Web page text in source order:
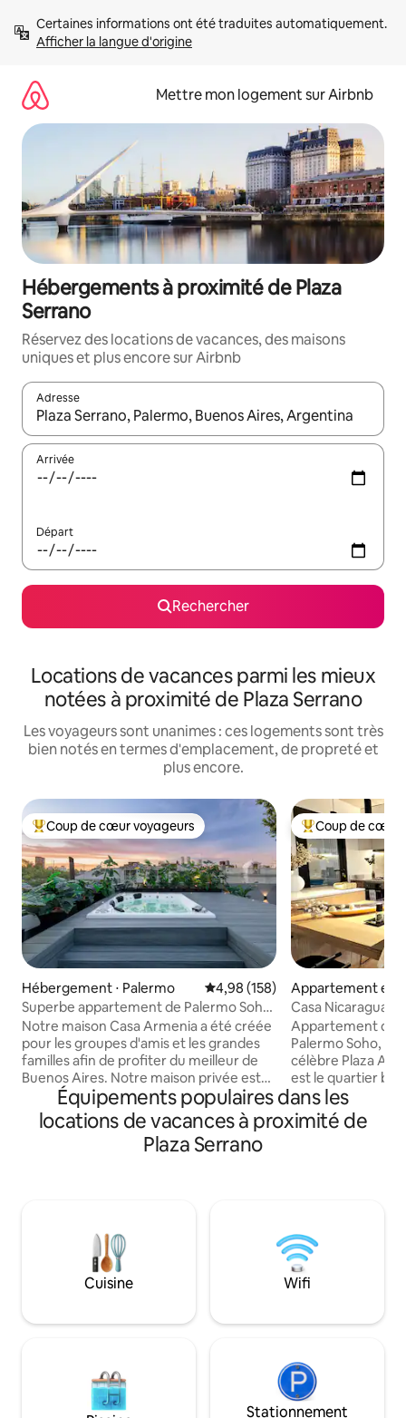
directement
Afficher la langue d'origine
Mettre mon logement sur Airbnb
Hébergements à proximité de Plaza
Serrano
Réservez des locations de vacances, des maisons
uniques et plus encore sur Airbnb
Adresse
Lorsque les résultats s'affichent, utilisez les flèches vers le
Arrivée
Départ
Rechercher
Locations de vacances parmi les mieux
notées à proximité de Plaza Serrano
Les voyageurs sont unanimes : ces logements sont très
bien notés en termes d'emplacement, de propreté et
plus encore.
Coups de cœur voyageurs les plus appréciés
Coup de cœur voyageurs
Hébergement ⋅ Palermo Évaluation moyenne sur la
4,98 (158)
Superbe appartement de Palermo Soho
avec jacuzzi !
Notre maison Casa Armenia a été créée
pour les groupes d'amis et les grandes
familles afin de profiter du meilleur de
Buenos Aires. Notre maison privée est
située au cœur de Palermo Soho avec
les meilleurs cafés, restaurants,
boutiques et bars à votre porte. Nous
sommes à 3 pâtés de maisons de la Plaza
solarium, barbecue, salle à manger
extérieure pour profiter et vous
détendre après avoir exploré cette ville
incroyable.
Coups de cœur
Coup de cœur
Appartement en
⋅ Buenos Aires
Casa Nicaragua
Palermo Soho
Appartement de
Palermo Soho, à
célèbre Plaza Armenia.
est le quartier
par excellence,
des foires
des vêtements
avec des détails
qualité. Accès
de transport.
Équipements populaires dans les
locations de vacances à proximité de
Plaza Serrano
Cuisine Wifi
Stationnement